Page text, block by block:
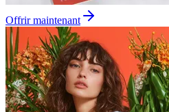
Offrir maintenant